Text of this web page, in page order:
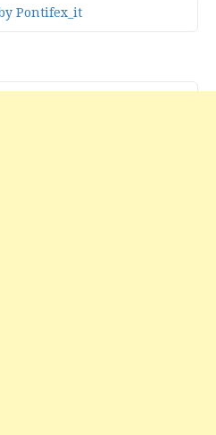
Pontifex_it